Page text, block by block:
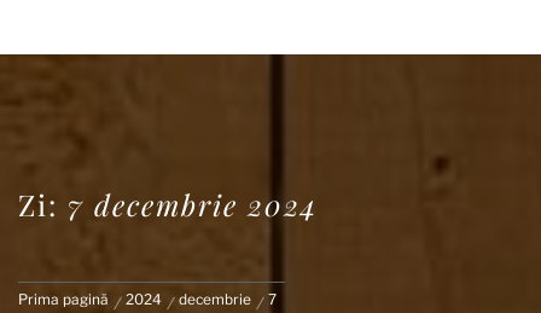
Zi: 7 decembrie 2024
Prima pagină 2024 decembrie 7